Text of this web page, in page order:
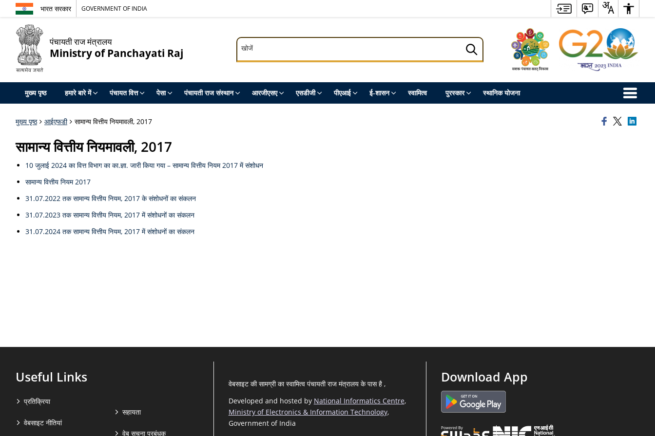
भारत सरकार GOVERNMENT OF INDIA
पंचायती राज मंत्रालय
Ministry of Panchayati Raj
खोजें
खोजें
मुख्य पृष्ठ हमारे बारे में पंचायत वित्त पेसा पंचायती राज संस्थान आरजीएसए एसडीजी पीएआई ई-शासन स्‍वामित्‍व पुरस्कार स्थानिक योजना
मुख्य पृष्ठ आईएफडी सामान्य वित्तीय नियमावली, 2017
सामान्य वित्तीय नियमावली, 2017
10 जुलाई 2024 का वित्त विभाग का का.ज्ञा. जारी किया गया – सामान्य वित्तीय नियम 2017 में संशोधन
सामान्य वित्तीय नियम 2017
31.07.2022 तक सामान्य वित्तीय नियम, 2017 के संशोधनों का संकलन
31.07.2023 तक सामान्य वित्तीय नियम, 2017 में संशोधनों का संकलन
31.07.2024 तक सामान्य वित्तीय नियम, 2017 में संशोधनों का संकलन
Useful Links
प्रतिक्रिया
वेबसाइट नीतियां
सहायता
वेब सूचना प्रबंधक
वेबसाइट की सामग्री का स्वामित्व पंचायती राज मंत्रालय के पास है ,
Developed and hosted by National Informatics Centre,
Ministry of Electronics & Information Technology,
Government of India
Download App